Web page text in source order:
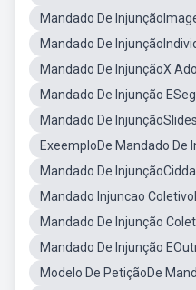
Mandado De
Mandado De
Mandado De InjunçãoX Ado
Mandado De Injunção
Mandado De
ExeemploDe Mandado De
Mandado De
Mandado Injuncao
Mandado De Injunção
Mandado De Injunção
Modelo De PetiçãoDe